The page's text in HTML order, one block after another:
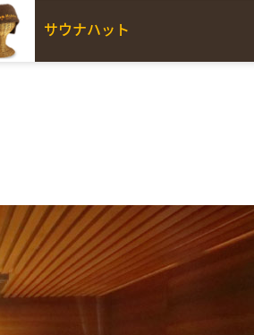
サウナハット